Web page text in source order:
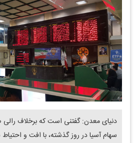
دنیای معدن: گفتنی است که برخلاف رالی
سهام آسیا در روز گذشته، با افت و احتیاط